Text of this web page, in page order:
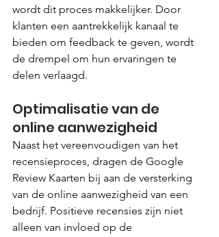
wordt dit proces makkelijker. Door
klanten een aantrekkelijk kanaal te
bieden om feedback te geven, wordt
de drempel om hun ervaringen te
delen verlaagd.
Optimalisatie van de
online aanwezigheid
Naast het vereenvoudigen van het
recensieproces, dragen de Google
Review Kaarten bij aan de versterking
van de online aanwezigheid van een
bedrijf. Positieve recensies zijn niet
alleen van invloed op de